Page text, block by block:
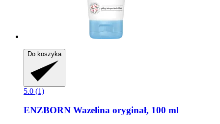
Do koszyka
5.0 (1)
ENZBORN Wazelina oryginał, 100 ml